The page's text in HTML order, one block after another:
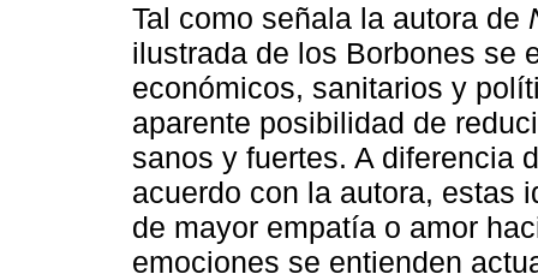
Tal como señala la autora de
ilustrada de los Borbones se
económicos, sanitarios y
aparente posibilidad de
sanos y fuertes. A diferencia
acuerdo con la autora, estas
de mayor empatía o amor
emociones se entienden